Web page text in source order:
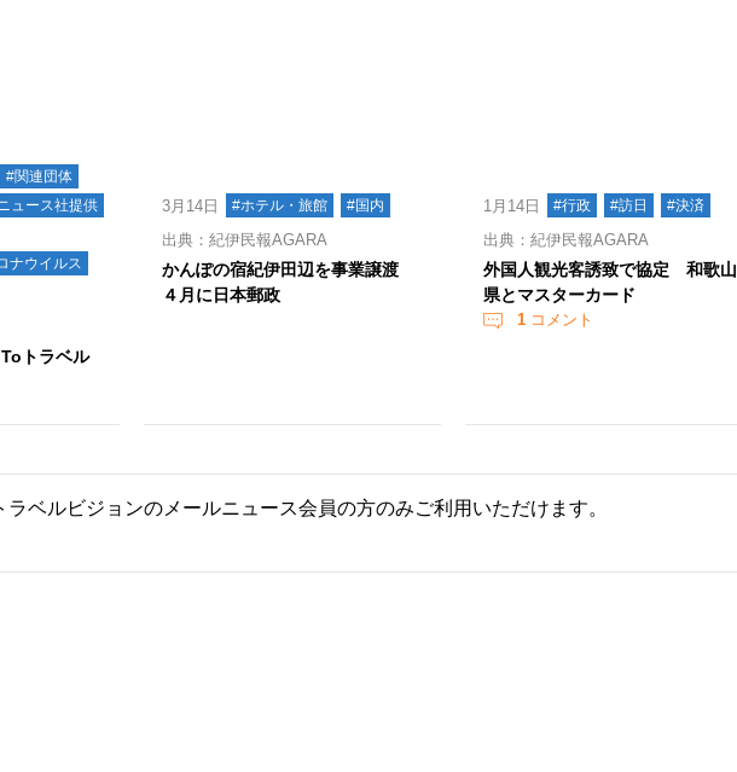
#関連団体
ュース社提供
ナウイルス
トラベル
3月14日 #ホテル・旅館 #国内
出典：紀伊民報AGARA
かんぽの宿紀伊田辺を事業譲渡
４月に日本郵政
1月14日 #行政 #訪日 #決済
出典：紀伊民報AGARA
外国人観光客誘致で協定 和歌山
県とマスターカード
1コメント
ベルビジョンのメールニュース会員の方のみご利用いただけます。